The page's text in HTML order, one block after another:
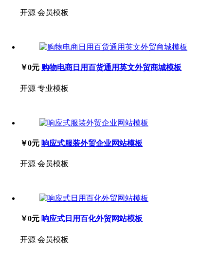
开源 会员模板
￥0元 购物电商日用百货通用英文外贸商城模板
开源 专业模板
￥0元 响应式服装外贸企业网站模板
开源 会员模板
￥0元 响应式日用百化外贸网站模板
开源 会员模板